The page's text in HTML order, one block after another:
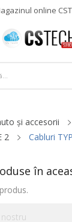
online
și accesorii
2
Cabluri
în